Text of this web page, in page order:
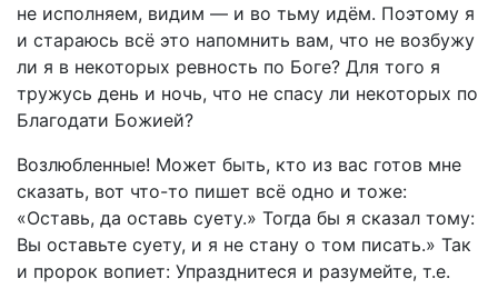
не исполняем, видим — и во тьму идём. Поэтому я
и стараюсь всё это напомнить вам, что не возбужу
ли я в некоторых ревность по Боге? Для того я
тружусь день и ночь, что не спасу ли некоторых по
Благодати Божией?
Возлюбленные! Может быть, кто из вас готов мне
сказать, вот что-то пишет всё одно и тоже:
«Оставь, да оставь суету.» Тогда бы я сказал тому:
Вы оставьте суету, и я не стану о том писать.» Так
и пророк вопиет: Упразднитеся и разумейте, т.е.